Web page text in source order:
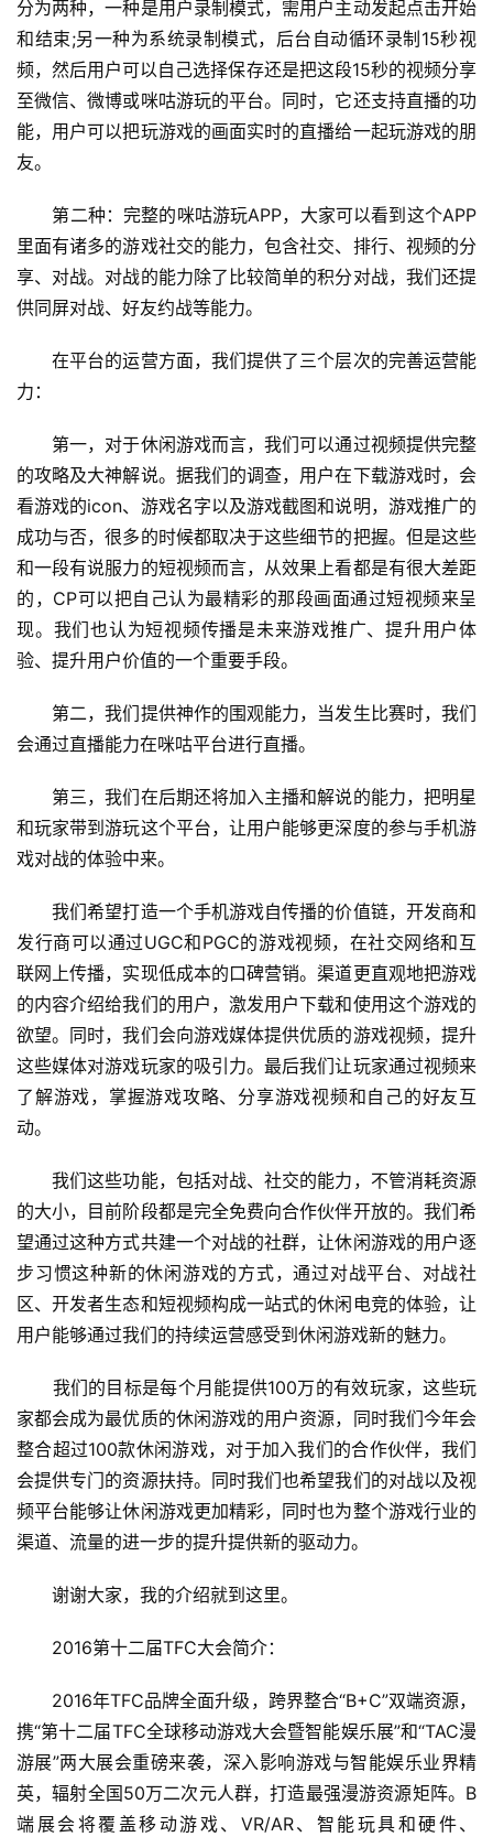
单
机
游
戏
游
戏
2
十
三
届
金
茶
奖
月
0
日
游
茶
对
接
会
上
海
站
中
文
(
中
分为两种，一种是用户录制模式，需用户主动发起点击开始
和结束;另一种为系统录制模式，后台自动循环录制15秒视
频，然后用户可以自己选择保存还是把这段15秒的视频分享
至微信、微博或咪咕游玩的平台。同时，它还支持直播的功
能，用户可以把玩游戏的画面实时的直播给一起玩游戏的朋
友。
第二种：完整的咪咕游玩APP，大家可以看到这个APP
里面有诸多的游戏社交的能力，包含社交、排行、视频的分
享、对战。对战的能力除了比较简单的积分对战，我们还提
供同屏对战、好友约战等能力。
在平台的运营方面，我们提供了三个层次的完善运营能
力：
第一，对于休闲游戏而言，我们可以通过视频提供完整
的攻略及大神解说。据我们的调查，用户在下载游戏时，会
看游戏的icon、游戏名字以及游戏截图和说明，游戏推广的
成功与否，很多的时候都取决于这些细节的把握。但是这些
和一段有说服力的短视频而言，从效果上看都是有很大差距
的，CP可以把自己认为最精彩的那段画面通过短视频来呈
现。我们也认为短视频传播是未来游戏推广、提升用户体
验、提升用户价值的一个重要手段。
第二，我们提供神作的围观能力，当发生比赛时，我们
会通过直播能力在咪咕平台进行直播。
第三，我们在后期还将加入主播和解说的能力，把明星
和玩家带到游玩这个平台，让用户能够更深度的参与手机游
戏对战的体验中来。
我们希望打造一个手机游戏自传播的价值链，开发商和
发行商可以通过UGC和PGC的游戏视频，在社交网络和互
联网上传播，实现低成本的口碑营销。渠道更直观地把游戏
的内容介绍给我们的用户，激发用户下载和使用这个游戏的
欲望。同时，我们会向游戏媒体提供优质的游戏视频，提升
这些媒体对游戏玩家的吸引力。最后我们让玩家通过视频来
了解游戏，掌握游戏攻略、分享游戏视频和自己的好友互
动。
我们这些功能，包括对战、社交的能力，不管消耗资源
的大小，目前阶段都是完全免费向合作伙伴开放的。我们希
望通过这种方式共建一个对战的社群，让休闲游戏的用户逐
步习惯这种新的休闲游戏的方式，通过对战平台、对战社
区、开发者生态和短视频构成一站式的休闲电竞的体验，让
用户能够通过我们的持续运营感受到休闲游戏新的魅力。
我们的目标是每个月能提供100万的有效玩家，这些玩
家都会成为最优质的休闲游戏的用户资源，同时我们今年会
整合超过100款休闲游戏，对于加入我们的合作伙伴，我们
会提供专门的资源扶持。同时我们也希望我们的对战以及视
频平台能够让休闲游戏更加精彩，同时也为整个游戏行业的
渠道、流量的进一步的提升提供新的驱动力。
谢谢大家，我的介绍就到这里。
2016第十二届TFC大会简介：
2016年TFC品牌全面升级，跨界整合“B+C”双端资源，
携“第十二届TFC全球移动游戏大会暨智能娱乐展”和“TAC漫
游展”两大展会重磅来袭，深入影响游戏与智能娱乐业界精
英，辐射全国50万二次元人群，打造最强漫游资源矩阵。B
端展会将覆盖移动游戏、VR/AR、智能玩具和硬件、